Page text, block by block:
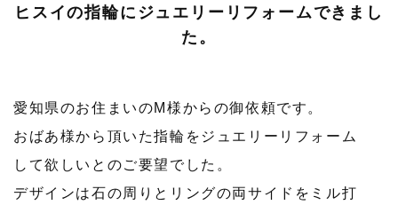
ヒスイの指輪にジュエリーリフォームできまし
た。
愛知県のお住まいのM様からの御依頼です。
おばあ様から頂いた指輪をジュエリーリフォーム
して欲しいとのご要望でした。
デザインは石の周りとリングの両サイドをミル打